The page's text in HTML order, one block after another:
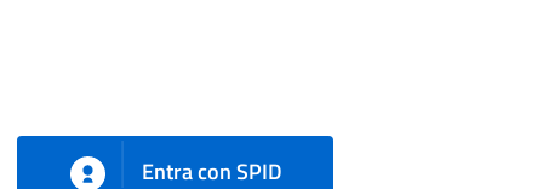
Entra con SPID